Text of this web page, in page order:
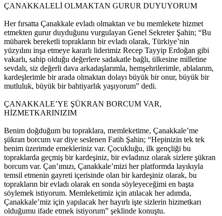
ÇANAKKALELİ OLMAKTAN GURUR DUYUYORUM
Her fırsatta Çanakkale evladı olmaktan ve bu memlekete hizmet
etmekten gurur duyduğunu vurgulayan Genel Sekreter Şahin; “Bu
mübarek bereketli toprakların bir evladı olarak, Türkiye’nin
yüzyılını inşa etmeye kararlı liderimiz Recep Tayyip Erdoğan gibi
vakarlı, sahip olduğu değerlere sadakatle bağlı, ülkesine milletine
sevdalı, siz değerli dava arkadaşlarımla, hemşehrilerimle, ablalarım,
kardeşlerimle bir arada olmaktan dolayı büyük bir onur, büyük bir
mutluluk, büyük bir bahtiyarlık yaşıyorum” dedi.
ÇANAKKALE’YE ŞÜKRAN BORCUM VAR,
HİZMETKARINIZIM
Benim doğduğum bu topraklara, memleketime, Çanakkale’me
şükran borcum var diye seslenen Fatih Şahin; “Hepinizin tek tek
benim üzerimde emekleriniz var. Çocukluğu, ilk gençliği bu
topraklarda geçmiş bir kardeşiniz, bir evladınız olarak sizlere şükran
borcum var. Çan’ımızı, Çanakkale’mizi her platformda layıkıyla
temsil etmenin gayreti içerisinde olan bir kardeşiniz olarak, bu
toprakların bir evladı olarak en sonda söyleyeceğimi en başta
söylemek istiyorum. Memleketimiz için atılacak her adımda,
Çanakkale’miz için yapılacak her hayırlı işte sizlerin hizmetkarı
olduğumu ifade etmek istiyorum” şeklinde konuştu.